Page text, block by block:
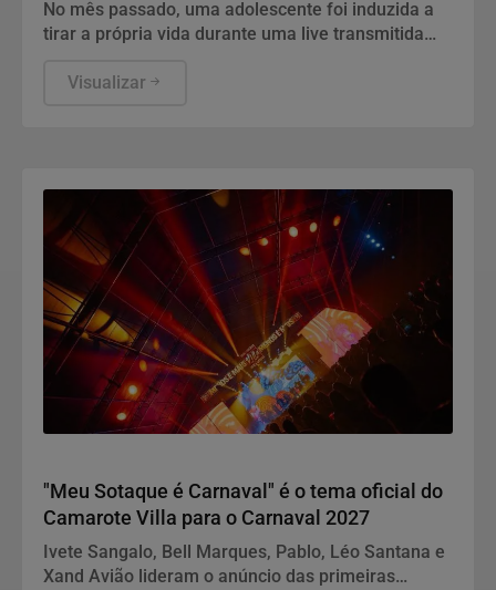
No mês passado, uma adolescente foi induzida a
tirar a própria vida durante uma live transmitida
Visualizar
"Meu Sotaque é Carnaval" é o tema oficial do
Camarote Villa para o Carnaval 2027
Ivete Sangalo, Bell Marques, Pablo, Léo Santana e
Xand Avião lideram o anúncio das primeiras